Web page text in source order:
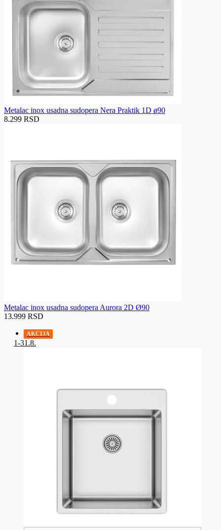
Metalac inox usadna sudopera Nera Praktik 1D ø90
8.299 RSD
Metalac inox usadna sudopera Aurora 2D Ø90
13.999 RSD
AKCIJA
1-31.8.